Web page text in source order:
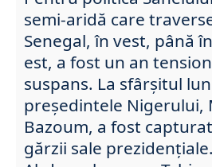
semi-aridă care
Senegal, în vest, până
est, a fost un an
suspans. La sfârșitul
președintele Nigerului,
Bazoum, a fost
gărzii sale